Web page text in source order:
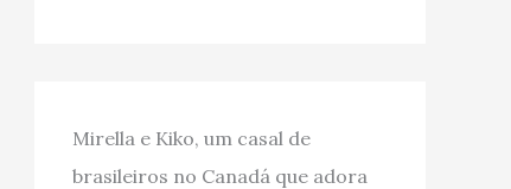
Mirella e Kiko, um casal de
brasileiros no Canadá que adora